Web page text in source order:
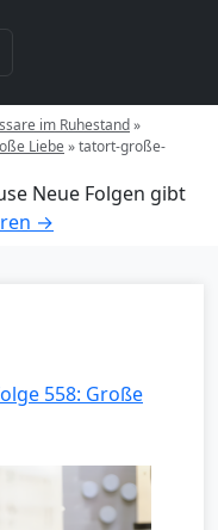
im Ruhestand»
Liebe»tatort-große-
Neue Folgen gibt
→
558: Große